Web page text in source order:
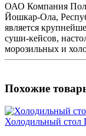
ОАО Компания
Йошкар-Ола,
является
суши-кейсов,
морозильных и
Похожие
Холодильный стол